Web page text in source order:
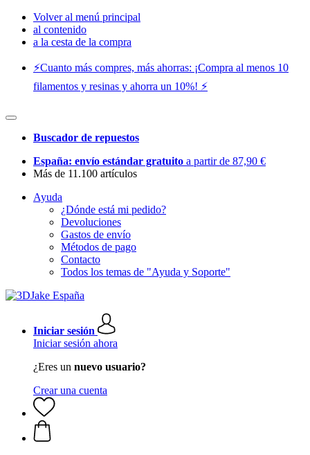
Volver al menú principal
al contenido
a la cesta de la compra
⚡️Cuanto más compres, más ahorras: ¡Compra al menos 10
filamentos y resinas y ahorra un 10%! ⚡️
Buscador de repuestos
España: envío estándar gratuito a partir de 87,90 €
Más de 11.100 artículos
Ayuda
¿Dónde está mi pedido?
Devoluciones
Gastos de envío
Métodos de pago
Contacto
Todos los temas de "Ayuda y Soporte"
Iniciar sesión
Iniciar sesión ahora
¿Eres un nuevo usuario?
Crear una cuenta